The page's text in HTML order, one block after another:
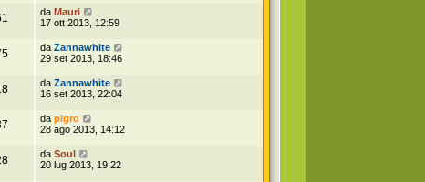
da Mauri
17 ott 2013, 12:59
da Zannawhite
29 set 2013, 18:46
da Zannawhite
16 set 2013, 22:04
da pigro
28 ago 2013, 14:12
da Soul
20 lug 2013, 19:22